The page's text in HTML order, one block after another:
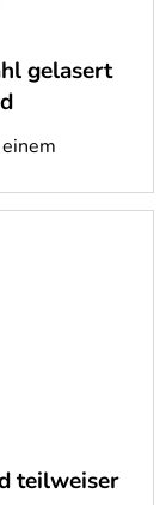
gelasert
teilweiser